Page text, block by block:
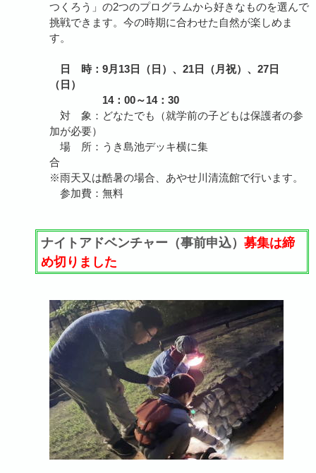
つくろう」の2つのプログラムから好きなものを選んで
挑戦できます。今の時期に合わせた自然が楽しめま
す。
日 時：9月13日（日）、21日（月祝）、27日
（日）
14：00～14：30
対 象：どなたでも（就学前の子どもは保護者の参
加が必要）
場 所：うき島池デッキ横に集
合
※雨天又は酷暑の場合、あやせ川清流館で行います。
参加費：無料
ナイトアドベンチャー（事前申込） 募集は締
め切りました